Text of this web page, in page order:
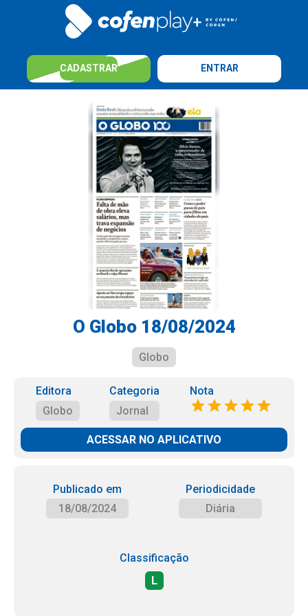
CADASTRAR ENTRAR
O Globo 18/08/2024
Globo
Editora
Globo
Categoria
Jornal
Nota
ACESSAR NO APLICATIVO
Publicado em
18/08/2024
Periodicidade
Diária
Classificação
L